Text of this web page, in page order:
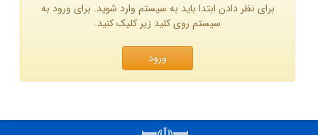
برای نظر دادن ابتدا باید به سیستم وارد شوید. برای ورود به
سیستم روی کلید زیر کلیک کنید.
ورود